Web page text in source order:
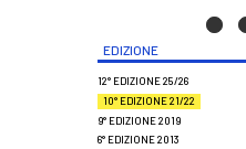
EDIZIONE
12° EDIZIONE 25/26
10° EDIZIONE 21/22
9° EDIZIONE 2019
6° EDIZIONE 2013